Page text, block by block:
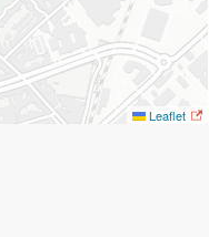
Leaflet